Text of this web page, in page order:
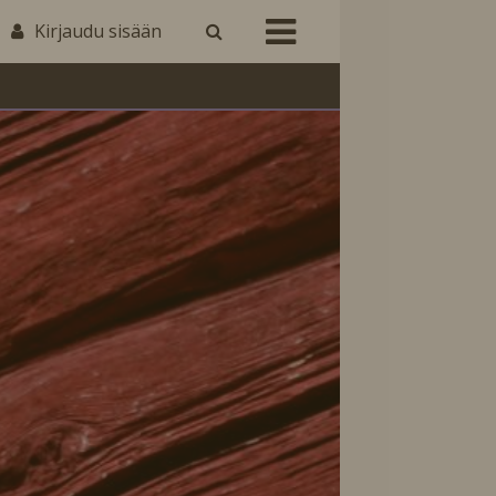
Kirjaudu sisään